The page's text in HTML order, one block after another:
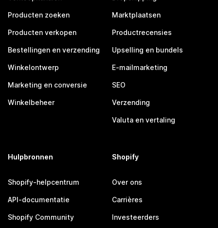
Producten zoeken
Producten verkopen
Bestellingen en verzending
Winkelontwerp
Marketing en conversie
Winkelbeheer
Marktplaatsen
Productrecensies
Upselling en bundels
E-mailmarketing
SEO
Verzending
Valuta en vertaling
Hulpbronnen
Shopify-helpcentrum
API-documentatie
Shopify Community
Shopify
Over ons
Carrières
Investeerders